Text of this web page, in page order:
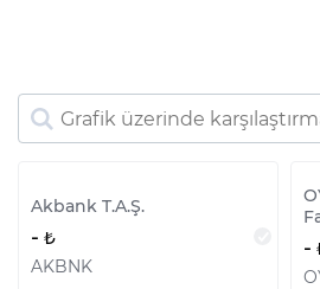
Akbank T.A.Ş.
-
AKBNK
-